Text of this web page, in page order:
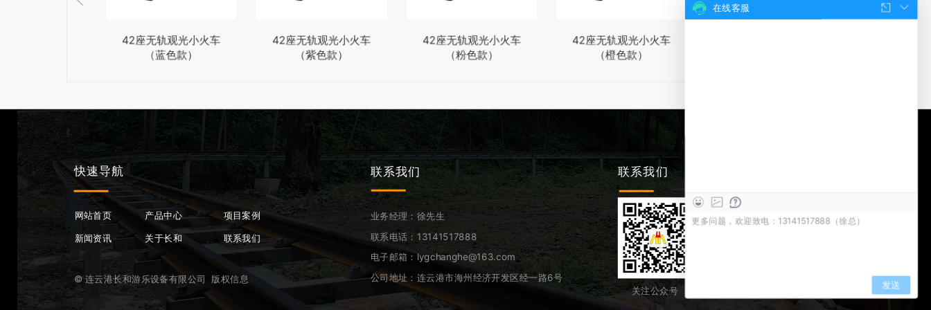
42座无轨观光小火车
（橙色款）
42座无轨观光小火车
（蓝色款）
42座无轨观光小火车
（紫色款）
42座无轨观光小火车
（粉色款）
联系我们 联系我们
快速导航
业务经理：徐先生
联系电话：13141517888
电子邮箱：lygchanghe@163.com
公司地址：连云港市海州经济开发区经一路6号
网站首页
新闻资讯
产品中心
关于长和
项目案例
联系我们
© 连云港长和游乐设备有限公司 版权信息
关注公众号
在线客服